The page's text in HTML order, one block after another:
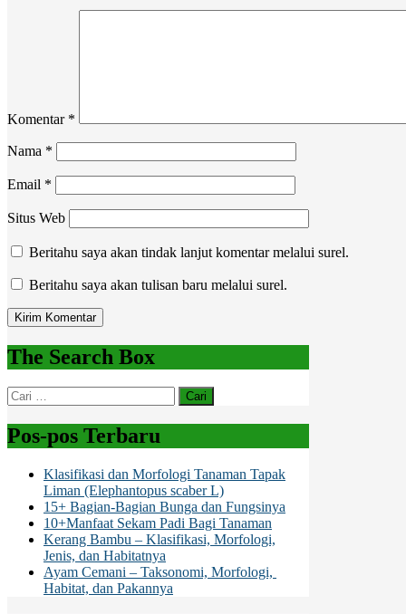
Komentar *
Nama *
Email *
Situs Web
Beritahu saya akan tindak lanjut komentar melalui surel.
Beritahu saya akan tulisan baru melalui surel.
The Search Box
Cari
untuk:
Pos-pos Terbaru
Klasifikasi dan Morfologi Tanaman Tapak
Liman (Elephantopus scaber L)
15+ Bagian-Bagian Bunga dan Fungsinya
10+Manfaat Sekam Padi Bagi Tanaman
Kerang Bambu – Klasifikasi, Morfologi,
Jenis, dan Habitatnya
Ayam Cemani – Taksonomi, Morfologi,
Habitat, dan Pakannya